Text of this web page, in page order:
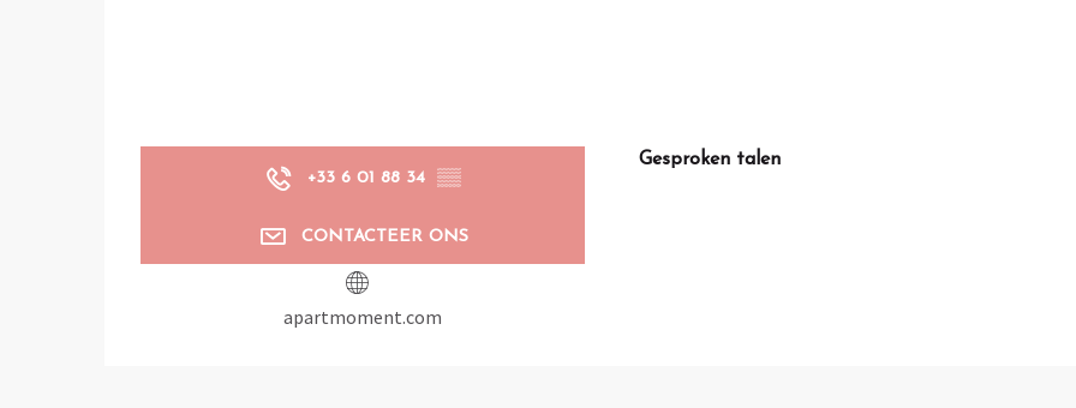
+33 6 01 88 34 ▒▒
CONTACTEER ONS
apartmoment.com
Gesproken talen
Gesproken talen